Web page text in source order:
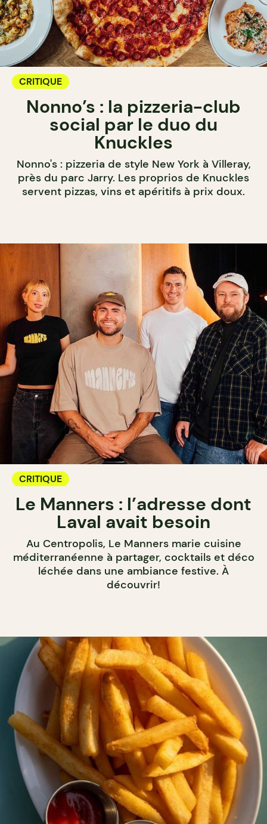
CRITIQUE
Nonno’s : la pizzeria-club
social par le duo du
Knuckles
Nonno's : pizzeria de style New York à Villeray,
près du parc Jarry. Les proprios de Knuckles
servent pizzas, vins et apéritifs à prix doux.
CRITIQUE
Le Manners : l’adresse dont
Laval avait besoin
Au Centropolis, Le Manners marie cuisine
méditerranéenne à partager, cocktails et déco
léchée dans une ambiance festive. À
découvrir!